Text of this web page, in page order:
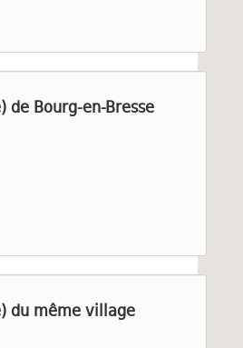
de Bourg-en-Bresse
du même village